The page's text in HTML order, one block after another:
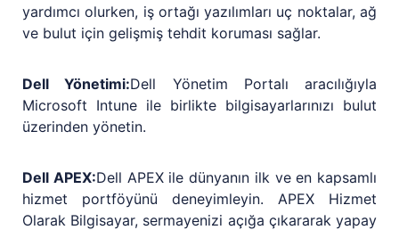
yardımcı olurken, iş ortağı yazılımları uç noktalar, ağ
ve bulut için gelişmiş tehdit koruması sağlar.
Dell Yönetimi:Dell Yönetim Portalı aracılığıyla
Microsoft Intune ile birlikte bilgisayarlarınızı bulut
üzerinden yönetin.
Dell APEX:Dell APEX ile dünyanın ilk ve en kapsamlı
hizmet portföyünü deneyimleyin. APEX Hizmet
Olarak Bilgisayar, sermayenizi açığa çıkararak yapay